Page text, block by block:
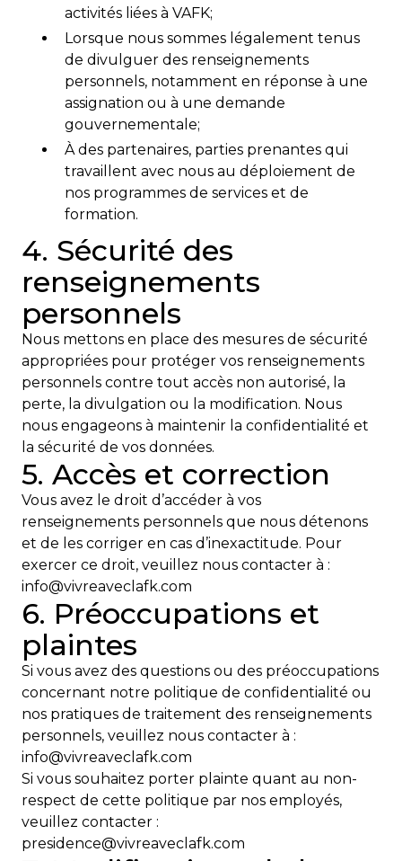
activités liées à VAFK;
Lorsque nous sommes légalement tenus
de divulguer des renseignements
personnels, notamment en réponse à une
assignation ou à une demande
gouvernementale;
À des partenaires, parties prenantes qui
travaillent avec nous au déploiement de
nos programmes de services et de
formation.
4. Sécurité des
renseignements
personnels
Nous mettons en place des mesures de sécurité
appropriées pour protéger vos renseignements
personnels contre tout accès non autorisé, la
perte, la divulgation ou la modification. Nous
nous engageons à maintenir la confidentialité et
la sécurité de vos données.
5. Accès et correction
Vous avez le droit d’accéder à vos
renseignements personnels que nous détenons
et de les corriger en cas d’inexactitude. Pour
exercer ce droit, veuillez nous contacter à :
info@vivreaveclafk.com
6. Préoccupations et
plaintes
Si vous avez des questions ou des préoccupations
concernant notre politique de confidentialité ou
nos pratiques de traitement des renseignements
personnels, veuillez nous contacter à :
info@vivreaveclafk.com
Si vous souhaitez porter plainte quant au non-
respect de cette politique par nos employés,
veuillez contacter :
presidence@vivreaveclafk.com